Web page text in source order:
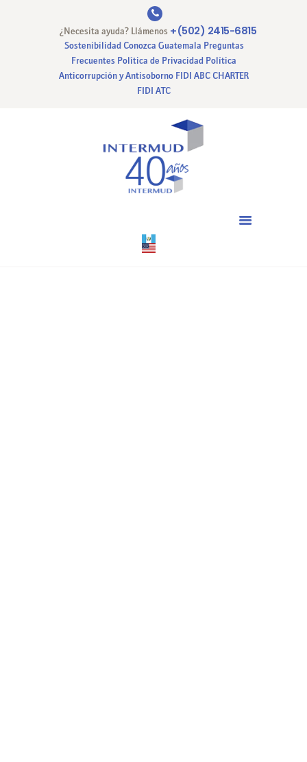
¿Necesita ayuda? Llámenos +(502) 2415-6815
Sostenibilidad Conozca Guatemala Preguntas
Frecuentes Política de Privacidad Política
Anticorrupción y Antisoborno FIDI ABC CHARTER
FIDI ATC
CERTIFICACIONES
PAGO EN LINEA